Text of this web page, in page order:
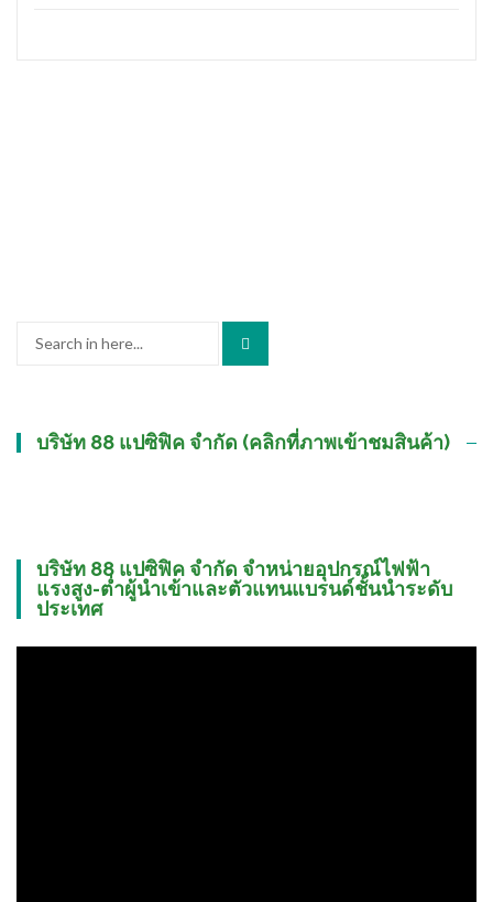
บริษัท 88 แปซิฟิค จำกัด (คลิกที่ภาพเข้าชมสินค้า)
บริษัท 88 แปซิฟิค จำกัด จำหน่ายอุปกรณ์ไฟฟ้า
แรงสูง-ต่ำผู้นำเข้าและตัวแทนแบรนด์ชั้นนำระดับ
ประเทศ